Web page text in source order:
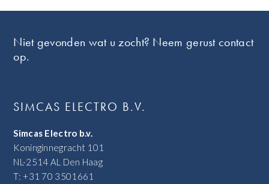
Niet gevonden wat u zocht? Neem gerust contact
op.
SIMCAS ELECTRO B.V.
Simcas Electro b.v.
Koninginnegracht 101
NL-2514 AL Den Haag
T: +31 70 3501661